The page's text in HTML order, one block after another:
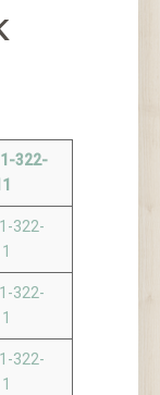
322-
322-
322-
322-